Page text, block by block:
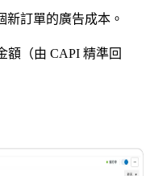
新訂單的廣告成本。
額（由 CAPI 精準回